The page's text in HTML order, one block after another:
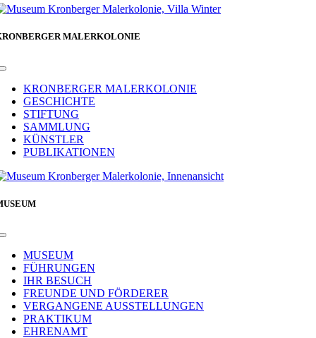
MALERKOLONIE
Toggle
NavigationKRONBERGER MALERKOLONIE
GESCHICHTE
STIFTUNG
SAMMLUNG
KÜNSTLER
PUBLIKATIONEN
Toggle
NavigationMUSEUM
FÜHRUNGEN
IHR BESUCH
FREUNDE UND FÖRDERER
VERGANGENE AUSSTELLUNGEN
PRAKTIKUM
EHRENAMT